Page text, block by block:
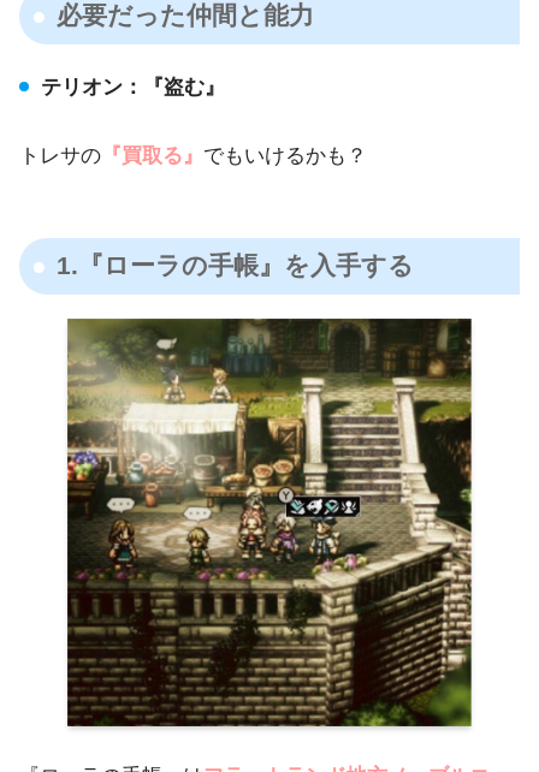
必要だった仲間と能力
テリオン：『盗む』
トレサの 『買取る』 でもいけるかも？
1.『ローラの手帳』を入手する